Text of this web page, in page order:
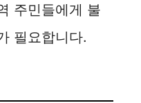
주민들에게 불
필요합니다.